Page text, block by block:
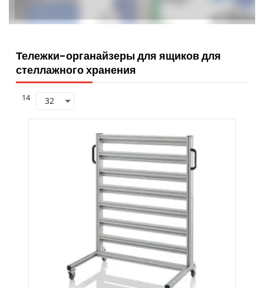
Тележки-органайзеры для ящиков для
стеллажного хранения
14